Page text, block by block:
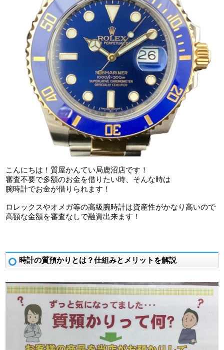
こんにちは！質屋かんてい局鹿沼店です！
審査不要で多額のお金を借りたい時、そんな時は
腕時計でお金が借りられます！
ロレックスやオメガ等の高級腕時計は資産性がかなり高いので
高額な金額を審査なしで融資出来ます！
時計の質預かりとは？仕組みとメリットを解説